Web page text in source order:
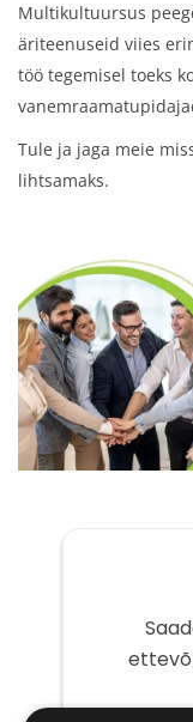
Multikultuursus
äriteenuseid viies
töö tegemisel toeks
Tule ja jaga meie
lihtsamaks.